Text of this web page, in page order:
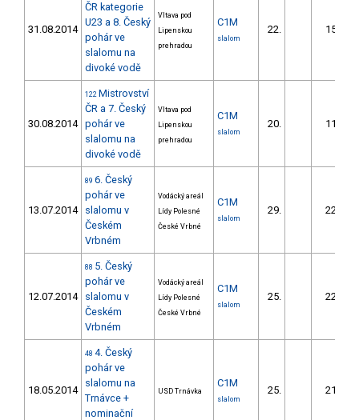
31.08.2014
ČR kategorie
U23 a 8. Český
pohár ve
slalomu na
divoké vodě
Vltava pod
Lipenskou
prehradou
C1M
slalom
22. 15.82
30.08.2014
122 Mistrovství
ČR a 7. Český
pohár ve
slalomu na
divoké vodě
Vltava pod
Lipenskou
prehradou
C1M
slalom
20. 11.05
13.07.2014
89 6. Český
pohár ve
slalomu v
Českém
Vrbném
Vodácký areál
Lídy Polesné
České Vrbné
C1M
slalom
29. 22.46
12.07.2014
88 5. Český
pohár ve
slalomu v
Českém
Vrbném
Vodácký areál
Lídy Polesné
České Vrbné
C1M
slalom
25. 22.25
18.05.2014
48 4. Český
pohár ve
slalomu na
Trnávce +
nominační
USD Trnávka
C1M
slalom
25. 21.35